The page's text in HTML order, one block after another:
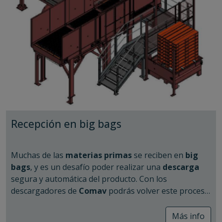
puede contar con equipos confiables, de larga vida
útil y diseñados para ofrecer resultados
representativos en cada carga. Esto aseguracontrol
de calidad, seguridad y eficiencia operativaen
todos los procesos de muestreo.
Seguridad
: Evita poner en riesgo la vida de los
operarios (zero entry).
Inocuidad: Evita el rat holing y acumulamiento de
producto en las paredes del silo.
Trazabilidad: Asegura el sistema FIFO.
Capacidad: Asegura el llenado y vaciado
completo de lo silos, aprovechando su máxima
capacidad, sin problemas de compactación en el
Recepción en big bags
Muchas de las materias primas se reciben en big
bags, y es un desafío poder realizar una descarga
segura y automática del producto. Con los
descargadores de Comav podrás volver este proceso
Si los big bags pueden desecharse, entonces lasMás info